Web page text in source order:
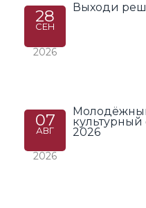
28
СЕН
2026
Выходи
07
АВГ
2026
2026